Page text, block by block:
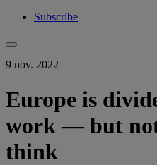
Subscribe
9 nov. 2022
Europe is
work — but
think